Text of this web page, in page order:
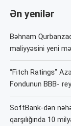
Ən yenilər
Bəhnam
maliyyəsini yeni
“Fitch Ratings”
Fondunun BBB-
SoftBank-dən
qarşılığında 10